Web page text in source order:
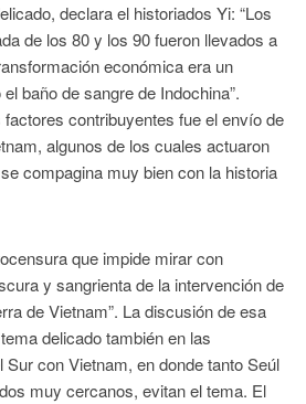
declara el historiados Yi: “Los
de los 80 y los 90 fueron llevados a
económica era un
baño de sangre de Indochina”.
factores contribuyentes fue el envío de
algunos de los cuales actuaron
compagina muy bien con la historia
que impide mirar con
y sangrienta de la intervención de
de Vietnam”. La discusión de esa
delicado también en las
Sur con Vietnam, en donde tanto Seúl
muy cercanos, evitan el tema. El